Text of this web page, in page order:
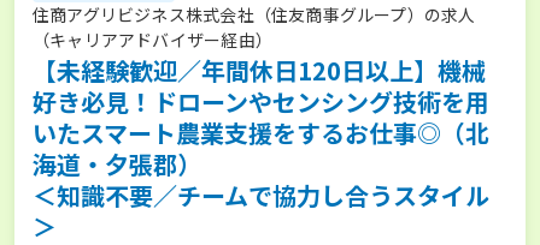
住商アグリビジネス株式会社（住友商事グループ）の求人
（キャリアアドバイザー経由）
【未経験歓迎／年間休日120日以上】機械
好き必見！ドローンやセンシング技術を用
いたスマート農業支援をするお仕事◎（北
海道・夕張郡）
＜知識不要／チームで協力し合うスタイル
＞